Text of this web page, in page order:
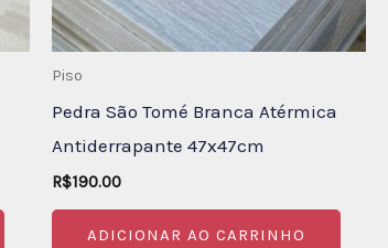
Piso
Pedra São Tomé Branca Atérmica
Antiderrapante 47x47cm
R$190.00
ADICIONAR AO CARRINHO